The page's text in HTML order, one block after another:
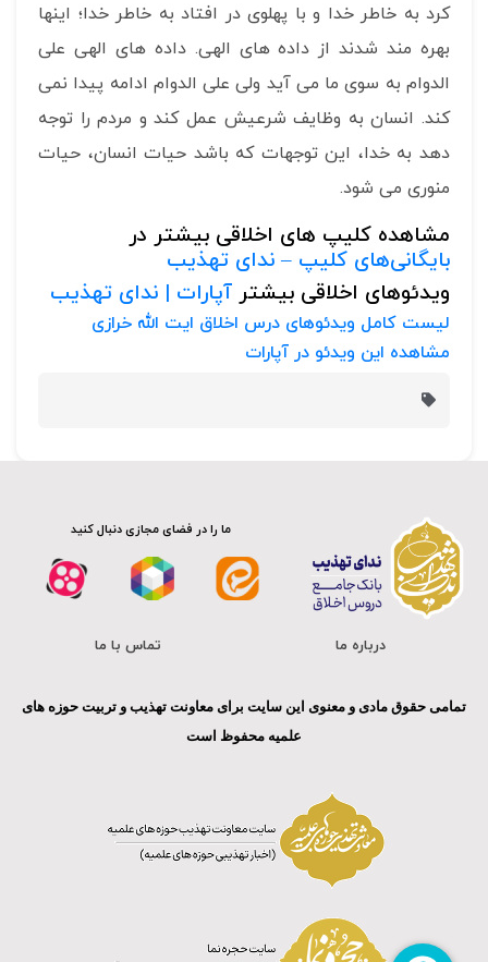
کرد به خاطر خدا و با پهلوی در افتاد به خاطر خدا؛ اینها
بهره مند شدند از داده های الهی. داده های الهی علی
الدوام به سوی ما می آید ولی علی الدوام ادامه پیدا نمی
کند. انسان به وظایف شرعیش عمل کند و مردم را توجه
دهد به خدا، این توجهات که باشد حیات انسان، حیات
منوری می شود.
مشاهده کلیپ های اخلاقی بیشتر در
بایگانی‌های کلیپ – ندای تهذیب
ویدئوهای اخلاقی بیشتر آپارات | ندای تهذیب
لیست کامل ویدئوهای درس اخلاق ایت الله خرازی
مشاهده این ویدئو در آپارات
ما را در فضای مجازی دنبال کنید
درباره ما تماس با ما
تمامی حقوق مادی و معنوی این سایت برای معاونت تهذیب و تربیت حوزه های
علمیه محفوظ است